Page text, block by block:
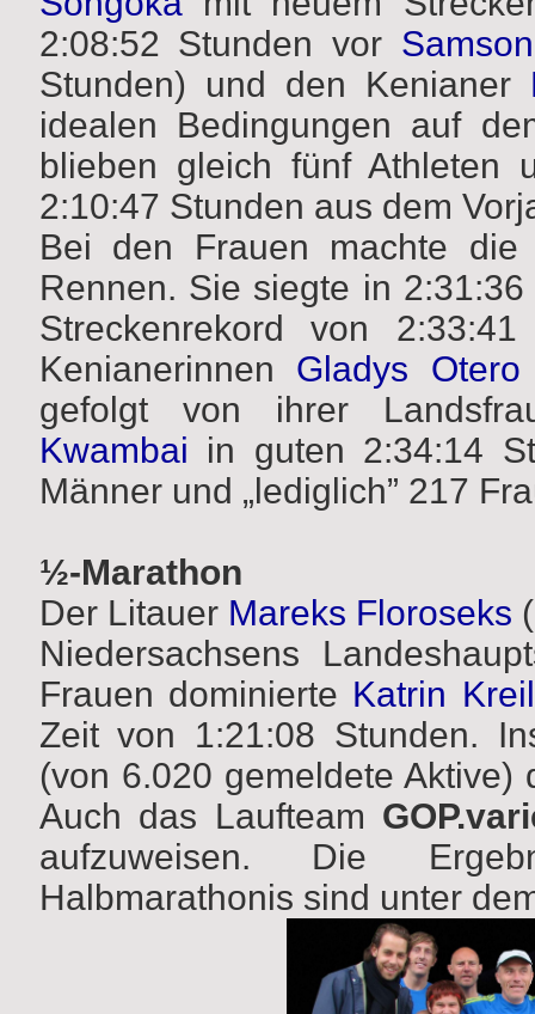
2:08:52 Stunden vor
Stunden) und den Kenianer
idealen Bedingungen auf
blieben gleich fünf Athleten
2:10:47 Stunden aus dem
Bei den Frauen machte
Rennen. Sie siegte in
Streckenrekord von
Kenianerinnen Gladys Otero
gefolgt von ihrer
Kwambai in guten 2:34:14
Männer und „lediglich” 217
½-Marathon
Der Litauer Mareks Floroseks
Niedersachsens
Frauen dominierte Katrin Kreil
Zeit von 1:21:08 Stunden.
(von 6.020 gemeldete
Auch das Laufteam
aufzuweisen. Die
Halbmarathonis sind unter